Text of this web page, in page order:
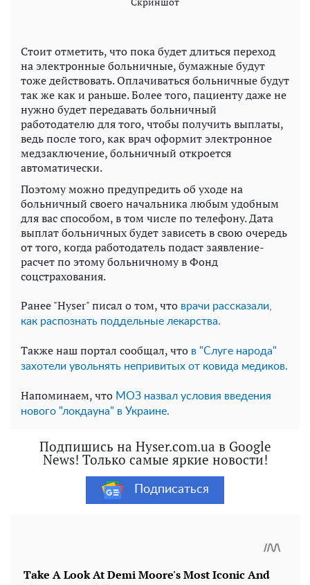
Стоит отметить, что пока будет длиться переход
на электронные больничные, бумажные будут
тоже действовать. Оплачиваться больничные будут
так же как и раньше. Более того, пациенту даже не
нужно будет передавать больничный
работодателю для того, чтобы получить выплаты,
ведь после того, как врач оформит электронное
медзаключение, больничный откроется
автоматически.
Поэтому можно предупредить об уходе на
больничный своего начальника любым удобным
для вас способом, в том числе по телефону. Дата
выплат больничных будет зависеть в свою очередь
от того, когда работодатель подаст заявление-
расчет по этому больничному в Фонд
соцстрахования.
Ранее "Hyser" писал о том, что врачи рассказали,
как распознать поддельные лекарства.
Также наш портал сообщал, что в "Слуге народа"
захотели увольнять непривитых от ковида медиков.
Напоминаем, что МОЗ назвал условия введения
нового "локдауна" в Украине.
Подпишись на Hyser.com.ua в Google
News! Только самые яркие новости!
Подписаться